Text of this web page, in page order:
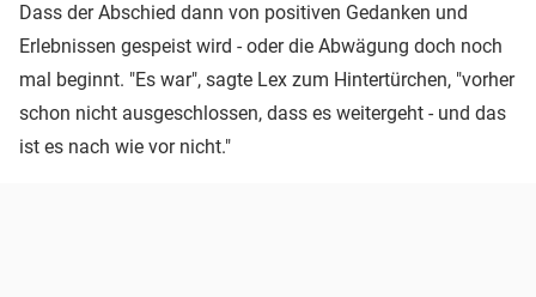
Dass der Abschied dann von positiven Gedanken und
Erlebnissen gespeist wird - oder die Abwägung doch noch
mal beginnt. "Es war", sagte Lex zum Hintertürchen, "vorher
schon nicht ausgeschlossen, dass es weitergeht - und das
ist es nach wie vor nicht."